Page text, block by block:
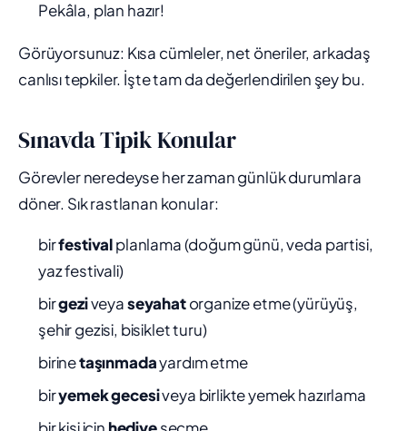
Pekâla, plan hazır!
Görüyorsunuz: Kısa cümleler, net öneriler, arkadaş
canlısı tepkiler. İşte tam da değerlendirilen şey bu.
Sınavda Tipik Konular
Görevler neredeyse her zaman günlük durumlara
döner. Sık rastlanan konular:
birfestivalplanlama (doğum günü, veda partisi,
yaz festivali)
birgeziveyaseyahatorganize etme (yürüyüş,
şehir gezisi, bisiklet turu)
birinetaşınmadayardım etme
biryemek gecesiveya birlikte yemek hazırlama